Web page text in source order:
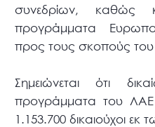
συνεδρίων, καθώς
προγράμματα
προς τους σκοπούς
Σημειώνεται ότι
προγράμματα του
1.153.700 δικαιούχοι εκ